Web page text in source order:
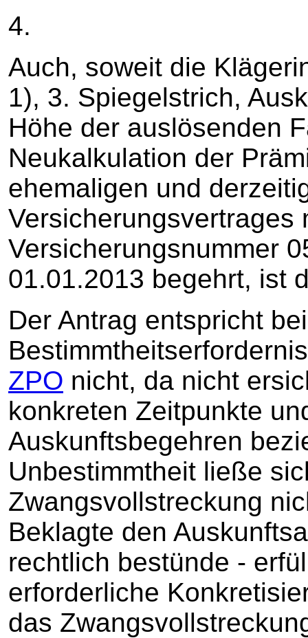
4.
Auch, soweit die
1), 3. Spiegelstrich,
Höhe der auslösenden
Neukalkulation der
ehemaligen und
Versicherungsvertrages
Versicherungsnummer
01.01.2013 begehrt, ist
Der Antrag entspricht
ZPO nicht, da nicht
konkreten Zeitpunkte
Auskunftsbegehren
Unbestimmtheit ließe
Zwangsvollstreckung
Beklagte den
rechtlich bestünde -
erforderliche
das